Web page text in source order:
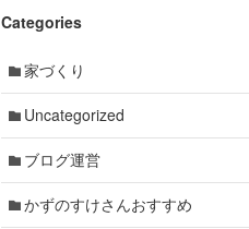
Categories
家づくり
Uncategorized
ブログ運営
かずのすけさんおすすめ